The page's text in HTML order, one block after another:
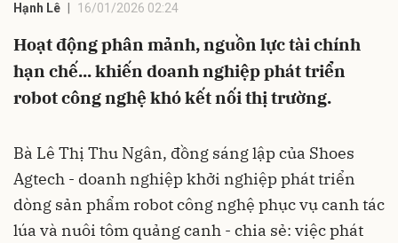
Hạnh Lê 16/01/2026 02:24
Hoạt động phân mảnh, nguồn lực tài chính
hạn chế... khiến doanh nghiệp phát triển
robot công nghệ khó kết nối thị trường.
Bà Lê Thị Thu Ngân, đồng sáng lập của Shoes
Agtech - doanh nghiệp khởi nghiệp phát triển
dòng sản phẩm robot công nghệ phục vụ canh tác
lúa và nuôi tôm quảng canh - chia sẻ: việc phát
Hủy